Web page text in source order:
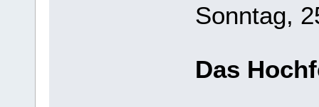
Sonntag,
Das